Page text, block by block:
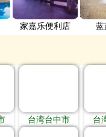
家嘉乐便利店 蓝
台湾台中市 台